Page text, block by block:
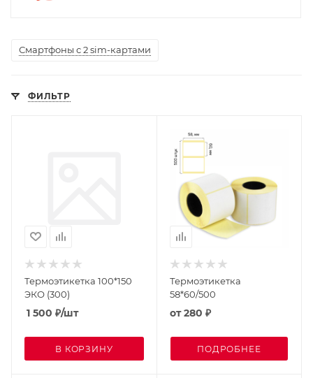
Смартфоны с 2 sim-картами
ФИЛЬТР
Термоэтикетка 100*150
ЭКО (300)
1 500 ₽/шт
В КОРЗИНУ
Термоэтикетка
58*60/500
от280 ₽
ПОДРОБНЕЕ